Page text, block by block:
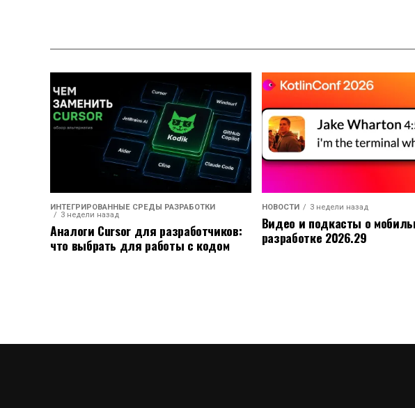
ИНТЕГРИРОВАННЫЕ СРЕДЫ РАЗРАБОТКИ
3 недели назад
Аналоги Cursor для разработчиков:
что выбрать для работы с кодом
НОВОСТИ 3 недели назад
Видео и подкасты о
разработке 2026.29